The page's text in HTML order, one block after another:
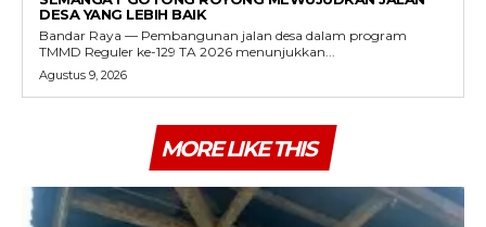
DESA YANG LEBIH BAIK
Bandar Raya — Pembangunan jalan desa dalam program
TMMD Reguler ke-129 TA 2026 menunjukkan...
Agustus 9, 2026
MORE LIKE THIS